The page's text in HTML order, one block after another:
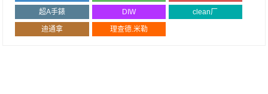
超A手錶 DIW clean厂
迪通拿 理查德.米勒